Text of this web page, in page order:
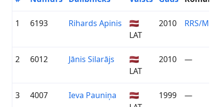
1 6193 Rihards Apinis
🇱🇻
LAT
2010 RRS/MSĢ
2 6012 Jānis Silarājs
🇱🇻
LAT
2010 —
3 4007 Ieva Pauniņa
🇱🇻
1999 —